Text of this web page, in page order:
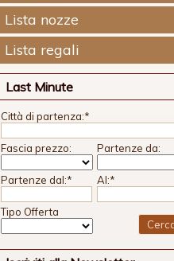
Lista nozze
Lista regali
Last Minute
Città di partenza:*
Fascia prezzo: Partenze da:
Partenze dal:* Al:*
Tipo Offerta